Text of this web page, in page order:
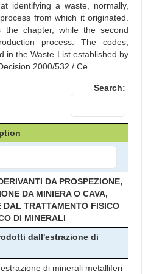
identifying a waste, normally,
from which it originated.
the chapter, while the second
process. The codes,
in the Waste List established by
2000/532 / Ce.
Search:
DA PROSPEZIONE,
DA MINIERA O CAVA,
DAL TRATTAMENTO FISICO
DI MINERALI
dall'estrazione di
di minerali metalliferi